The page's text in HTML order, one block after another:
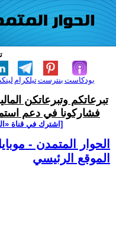
تيلكرامبنترست بودكاست
تبرعاتكم وتبرعاتكن
فشاركونا في دعم
[اشترك في قناة
الحوار المتمدن -
الموقع الرئيسي